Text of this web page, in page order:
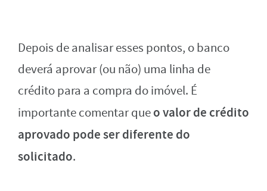
Depois de analisar esses pontos, o banco
deverá aprovar (ou não) uma linha de
crédito para a compra do imóvel. É
importante comentar queo valor de crédito
aprovado pode ser diferente do
solicitado.